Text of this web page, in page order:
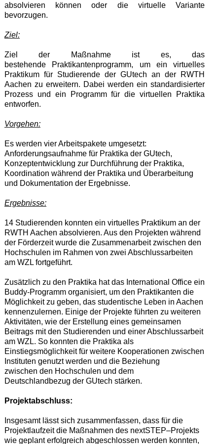
absolvieren können oder die virtuelle Variante
bevorzugen.
Ziel:
Ziel der Maßnahme ist es, das
bestehende
Praktikantenprogramm, um ein virtuelles
Praktikum für Studierende der GUtech an der RWTH
Aachen zu erweitern. Dabei werden ein standardisierter
Prozess und ein Programm für die virtuellen Praktika
entworfen.
Vorgehen:
Es werden vier Arbeitspakete umgesetzt:
Anforderungsaufnahme für Praktika der GUtech,
Konzeptentwicklung zur Durchführung der Praktika,
Koordination während der Praktika und Überarbeitung
und Dokumentation der Ergebnisse.
Ergebnisse:
14 Studierenden konnten ein virtuelles Praktikum an der
RWTH Aachen absolvieren. Aus den Projekten während
der Förderzeitwurde dieZusammenarbeitzwischen den
Hochschulen im Rahmen von zwei Abschlussarbeiten
am WZLfortgeführt.
Zusätzlich zu den Praktika hat das International Office ein
Buddy-Programm organisiert, um den Praktikanten die
Möglichkeit zu geben, das studentische Leben in Aachen
kennenzulernen. Einige der Projekte führten zu weiteren
Aktivitäten, wie der Erstellung eines gemeinsamen
Beitrags mit den Studierenden und einer Abschlussarbeit
am WZL. So konnten die Praktika als
Einstiegsmöglichkeit für weitere Kooperationen zwischen
Instituten genutzt werden und die Beziehung
zwischen den Hochschulen und dem
Deutschlandbezug der GUtech stärken.
Projektabschluss:
Insgesamt lässt sich zusammenfassen, dass für die
Projektlaufzeit die Maßnahmen des nextSTEP–Projekts
wie geplant erfolgreich abgeschlossen werden konnten,